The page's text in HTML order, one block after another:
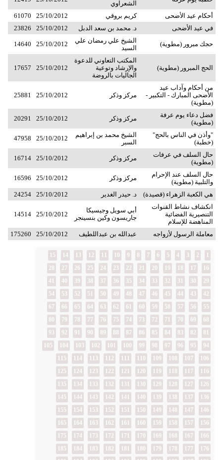
الشعراوي
أحكام عيد الأضحى كريم بروقي 25/10/2012
61070
في عيد الأضحى
د. محمد بن سعد الدبل 25/10/2012
23826
حجك مبرور (مطوية)
الشيخ علي رمضان علي
السيد
25/10/2012
14640
الحج المبرور (مطوية)
المكتب التعاوني للدعوة
والإرشاد وتوعية
الجاليات بالروضة
25/10/2012
17657
من أحكام وآداب عيد
الأضحى المبارك - التكبير -
(مطوية)
مركز وذكر 25/10/2012
25881
فضل دعاء يوم عرفة
(مطوية)
مركز وذكر 25/10/2012
20291
"وأذن في الناس بالحج"
(خطبة)
الشيخ محمد بن إبراهيم
السبر
25/10/2012
47958
حال السلف في عرفات
(مطوية)
مركز وذكر 25/10/2012
16714
حال السلف عند الإحرام
والتلبية (مطوية)
مركز وذكر 25/10/2012
16596
هي الكعبة الزهراء (قصيدة) د. حيدر الغدير 25/10/2012
24254
انكشاف نشاط القنوات
التنصيرية الفضائية
المناهضة للإسلام
أبي سويل وجيسيكا
جاريسون وكين بنسينجر
25/10/2012
14514
معاملة الرسول لأزواجه عبدالله بن عبداللطيف 25/10/2012
175260
2
3
4
5
6
7
8
9
12
13
14
15
16
17
18
19
20
21
22
23
24
25
26
27
28
29
30
31
32
33
34
35
36
37
38
39
40
41
42
43
44
45
46
47
48
49
50
51
52
53
54
55
56
57
58
59
60
61
62
63
64
65
66
67
68
69
70
71
72
73
74
75
76
77
78
79
80
81
82
83
84
85
86
87
88
89
90
91
92
93
94
95
96
97
98
99
102
103
104
105
106
107
108
109
112
113
114
115
116
117
118
119
120
121
122
123
124
125
126
127
128
129
130
131
132
133
134
135
136
137
138
139
140
141
142
143
144
145
146
147
148
149
150
151
152
153
154
155
156
157
158
159
160
161
162
163
164
165
166
167
168
169
170
171
172
173
174
175
176
177
178
179
180
181
182
183
184
185